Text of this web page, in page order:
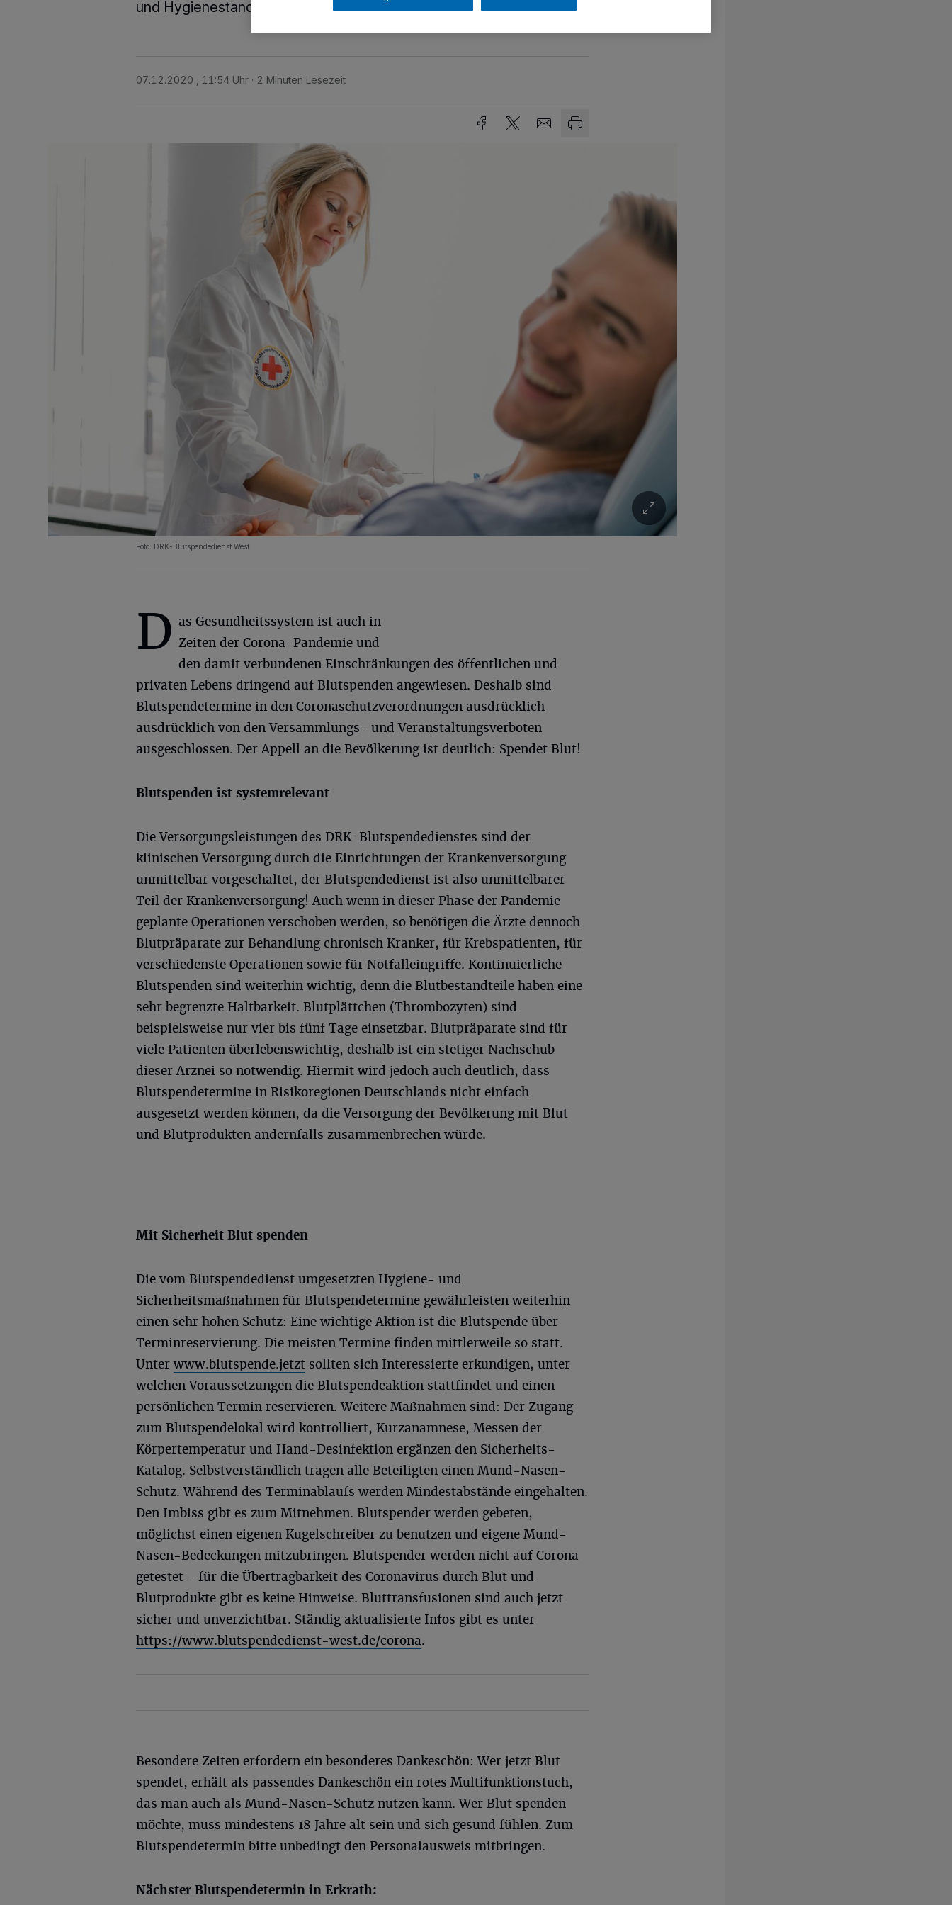
und Hygienestandards Blut spenden.
07.12.2020 , 11:54 Uhr 2 Minuten Lesezeit
Foto: DRK-Blutspendedienst West
D as Gesundheitssystem ist auch in
Zeiten der Corona-Pandemie und
den damit verbundenen Einschränkungen des öffentlichen und
privaten Lebens dringend auf Blutspenden angewiesen. Deshalb sind
Blutspendetermine in den Coronaschutzverordnungen ausdrücklich
ausdrücklich von den Versammlungs- und Veranstaltungsverboten
ausgeschlossen. Der Appell an die Bevölkerung ist deutlich: Spendet Blut!
Blutspenden ist systemrelevant
Die Versorgungsleistungen des DRK-Blutspendedienstes sind der
klinischen Versorgung durch die Einrichtungen der Krankenversorgung
unmittelbar vorgeschaltet, der Blutspendedienst ist also unmittelbarer
Teil der Krankenversorgung! Auch wenn in dieser Phase der Pandemie
geplante Operationen verschoben werden, so benötigen die Ärzte dennoch
Blutpräparate zur Behandlung chronisch Kranker, für Krebspatienten, für
verschiedenste Operationen sowie für Notfalleingriffe. Kontinuierliche
Blutspenden sind weiterhin wichtig, denn die Blutbestandteile haben eine
sehr begrenzte Haltbarkeit. Blutplättchen (Thrombozyten) sind
beispielsweise nur vier bis fünf Tage einsetzbar. Blutpräparate sind für
viele Patienten überlebenswichtig, deshalb ist ein stetiger Nachschub
dieser Arznei so notwendig. Hiermit wird jedoch auch deutlich, dass
Blutspendetermine in Risikoregionen Deutschlands nicht einfach
ausgesetzt werden können, da die Versorgung der Bevölkerung mit Blut
und Blutprodukten andernfalls zusammenbrechen würde.
Mit Sicherheit Blut spenden
Die vom Blutspendedienst umgesetzten Hygiene- und
Sicherheitsmaßnahmen für Blutspendetermine gewährleisten weiterhin
einen sehr hohen Schutz: Eine wichtige Aktion ist die Blutspende über
Terminreservierung. Die meisten Termine finden mittlerweile so statt.
Unter www.blutspende.jetzt sollten sich Interessierte erkundigen, unter
welchen Voraussetzungen die Blutspendeaktion stattfindet und einen
persönlichen Termin reservieren. Weitere Maßnahmen sind: Der Zugang
zum Blutspendelokal wird kontrolliert, Kurzanamnese, Messen der
Körpertemperatur und Hand-Desinfektion ergänzen den Sicherheits-
Katalog. Selbstverständlich tragen alle Beteiligten einen Mund-Nasen-
Schutz. Während des Terminablaufs werden Mindestabstände eingehalten.
Den Imbiss gibt es zum Mitnehmen. Blutspender werden gebeten,
möglichst einen eigenen Kugelschreiber zu benutzen und eigene Mund-
Nasen-Bedeckungen mitzubringen. Blutspender werden nicht auf Corona
getestet - für die Übertragbarkeit des Coronavirus durch Blut und
Blutprodukte gibt es keine Hinweise. Bluttransfusionen sind auch jetzt
sicher und unverzichtbar. Ständig aktualisierte Infos gibt es unter
https://www.blutspendedienst-west.de/corona.
Besondere Zeiten erfordern ein besonderes Dankeschön: Wer jetzt Blut
spendet, erhält als passendes Dankeschön ein rotes Multifunktionstuch,
das man auch als Mund-Nasen-Schutz nutzen kann. Wer Blut spenden
möchte, muss mindestens 18 Jahre alt sein und sich gesund fühlen. Zum
Blutspendetermin bitte unbedingt den Personalausweis mitbringen.
Nächster Blutspendetermin in Erkrath: